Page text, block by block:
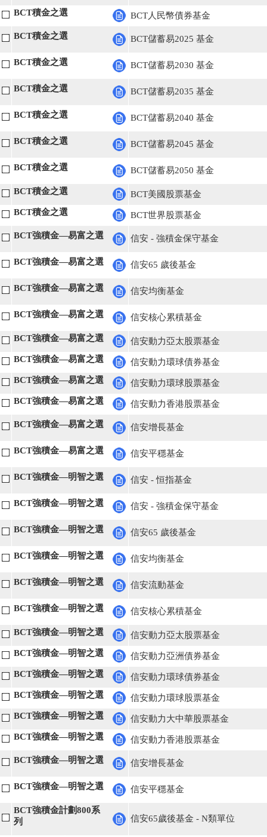
BCT積金之選 BCT人民幣債券基金
BCT積金之選 BCT儲蓄易2025 基金
BCT積金之選 BCT儲蓄易2030 基金
BCT積金之選 BCT儲蓄易2035 基金
BCT積金之選 BCT儲蓄易2040 基金
BCT積金之選 BCT儲蓄易2045 基金
BCT積金之選 BCT儲蓄易2050 基金
BCT積金之選
BCT美國股票基金
BCT積金之選
BCT世界股票基金
BCT強積金—易富之選 信安 - 強積金保守基金
BCT強積金—易富之選 信安65 歲後基金
BCT強積金—易富之選 信安均衡基金
BCT強積金—易富之選 信安核心累積基金
BCT強積金—易富之選
信安動力亞太股票基金
BCT強積金—易富之選
信安動力環球債券基金
BCT強積金—易富之選
信安動力環球股票基金
BCT強積金—易富之選
信安動力香港股票基金
BCT強積金—易富之選 信安增長基金
BCT強積金—易富之選 信安平穩基金
BCT強積金—明智之選 信安 - 恒指基金
BCT強積金—明智之選 信安 - 強積金保守基金
BCT強積金—明智之選 信安65 歲後基金
BCT強積金—明智之選 信安均衡基金
BCT強積金—明智之選 信安流動基金
BCT強積金—明智之選 信安核心累積基金
BCT強積金—明智之選
信安動力亞太股票基金
BCT強積金—明智之選
信安動力亞洲債券基金
BCT強積金—明智之選
信安動力環球債券基金
BCT強積金—明智之選
信安動力環球股票基金
BCT強積金—明智之選
信安動力大中華股票基金
BCT強積金—明智之選
信安動力香港股票基金
BCT強積金—明智之選 信安增長基金
BCT強積金—明智之選 信安平穩基金
BCT強積金計劃800系
列
信安65歲後基金 - N類單位